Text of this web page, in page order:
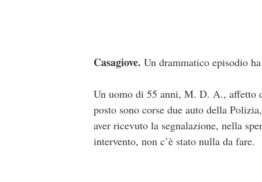
Casagiove. Un drammatico episodio
Un uomo di 55 anni, M. D. A., affetto
posto sono corse due auto della
aver ricevuto la segnalazione, nella
intervento, non c’è stato nulla da fare.